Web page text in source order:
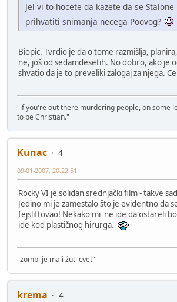
Jel vi to hocete da kazete da se
prihvatiti snimanja necega Poovog?
Biopic. Tvrdio je da o tome razmišlja,
ne, još od sedamdesetih. No dobro, ako je
shvatio da je to preveliki zalogaj za njega.
"if you're out there murdering people, on some
to be Christian."
Kunac
4
09-01-2007, 20:22:51
Rocky VI je solidan srednjački film - takve
Jedino mi je zamestalo što je evidentno da
fejsliftovao! Nekako mi ne ide da ostareli
ide kod plastičnog hirurga.
"zombi je mali žuti cvet"
krema
4